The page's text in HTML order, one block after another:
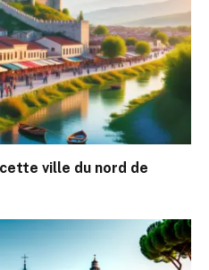
ville du nord de